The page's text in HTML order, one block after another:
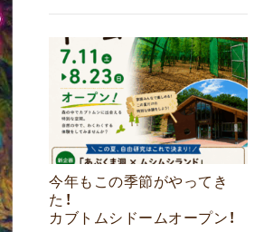
今年もこの季節がやってき
た！
カブトムシドームオープン！